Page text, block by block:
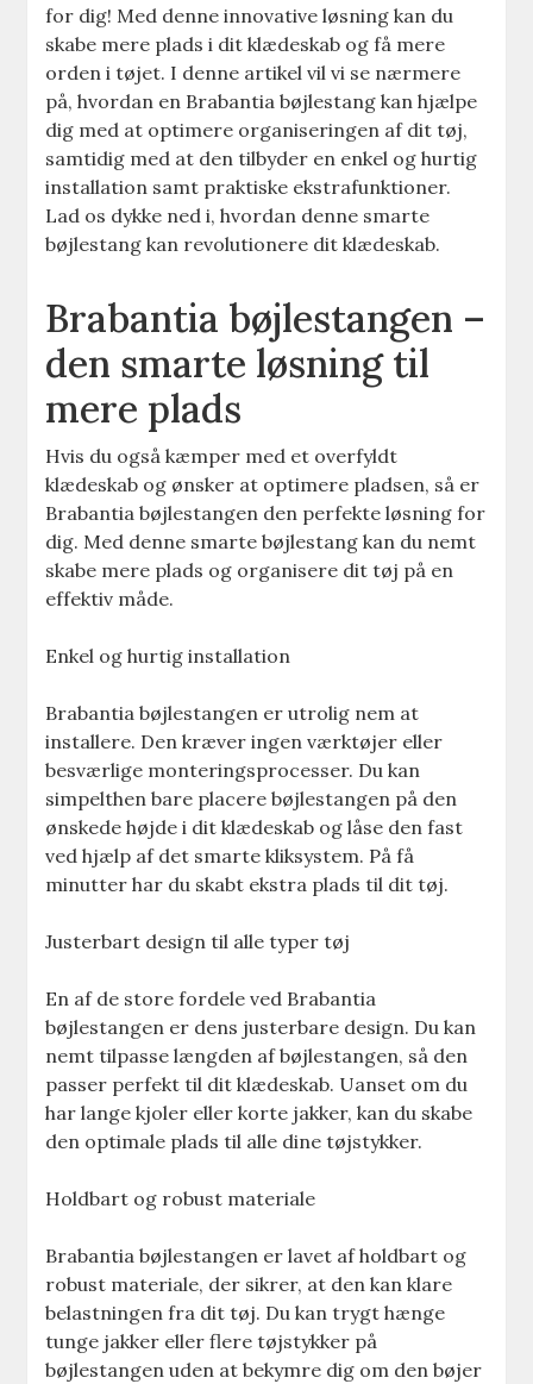
for dig! Med denne innovative løsning kan du
skabe mere plads i dit klædeskab og få mere
orden i tøjet. I denne artikel vil vi se nærmere
på, hvordan en Brabantia bøjlestang kan hjælpe
dig med at optimere organiseringen af dit tøj,
samtidig med at den tilbyder en enkel og hurtig
installation samt praktiske ekstrafunktioner.
Lad os dykke ned i, hvordan denne smarte
bøjlestang kan revolutionere dit klædeskab.
Brabantia bøjlestangen –
den smarte løsning til
mere plads
Hvis du også kæmper med et overfyldt
klædeskab og ønsker at optimere pladsen, så er
Brabantia bøjlestangen den perfekte løsning for
dig. Med denne smarte bøjlestang kan du nemt
skabe mere plads og organisere dit tøj på en
effektiv måde.
Enkel og hurtig installation
Brabantia bøjlestangen er utrolig nem at
installere. Den kræver ingen værktøjer eller
besværlige monteringsprocesser. Du kan
simpelthen bare placere bøjlestangen på den
ønskede højde i dit klædeskab og låse den fast
ved hjælp af det smarte kliksystem. På få
minutter har du skabt ekstra plads til dit tøj.
Justerbart design til alle typer tøj
En af de store fordele ved Brabantia
bøjlestangen er dens justerbare design. Du kan
nemt tilpasse længden af bøjlestangen, så den
passer perfekt til dit klædeskab. Uanset om du
har lange kjoler eller korte jakker, kan du skabe
den optimale plads til alle dine tøjstykker.
Holdbart og robust materiale
Brabantia bøjlestangen er lavet af holdbart og
robust materiale, der sikrer, at den kan klare
belastningen fra dit tøj. Du kan trygt hænge
tunge jakker eller flere tøjstykker på
bøjlestangen uden at bekymre dig om den bøjer